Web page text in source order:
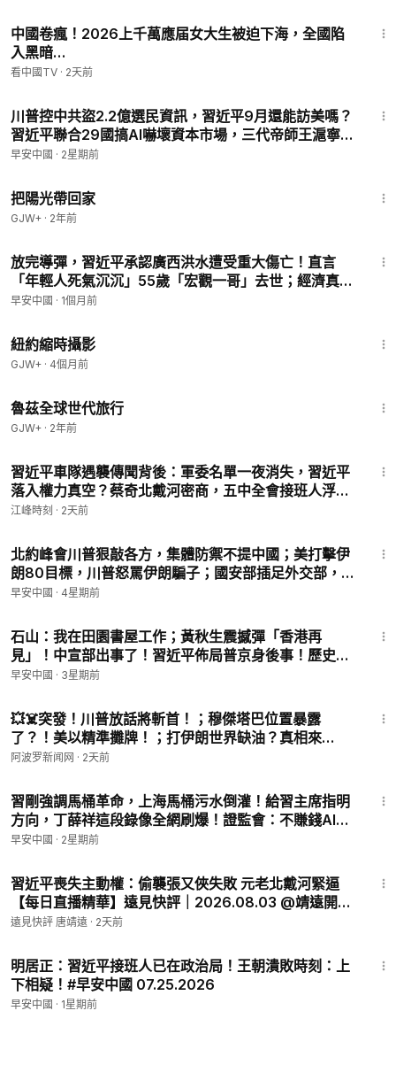
👉神盾VPN：https://shendunvpn.net/
購買兩年套餐享受65折優惠，使用早安中國優惠碼：GMC
再享10%折扣！
📚《一九八四》音頻---中文版有聲讀物
👉https://good-morning-china-shop.fourthwall.com/product
s/1984mp3
📚《動物農莊》中文版有聲讀物👇
👉https://good-morning-china-shop.fourthwall.com/product
💝 支持《早安中國》，讓真相不被埋沒！
👉 捐款連結：
🎧在美中貿易與科技戰升溫之際，我們創辦《早安中國》，希望
為全球華人，特別是中國大陸的城市居民與知識分子，提供一個
真實、深入、具全球視角的新聞平台。
中國卷瘋！2026上千萬應届女大生被迫下海，全國陷
入黑暗…
看中國TV · 2天前
川普控中共盜2.2億選民資訊，習近平9月還能訪美嗎？
習近平聯合29國搞AI嚇壞資本市場，三代帝師王滬寧遭
金正恩羞辱！#早安中國 07.17.2026
早安中國 · 2星期前
把陽光帶回家
GJW+ · 2年前
放完導彈，習近平承認廣西洪水遭受重大傷亡！直言
「年輕人死氣沉沉」55歲「宏觀一哥」去世；經濟真相
不能說！鄭毓煌16年心血一鍵歸零； #早安中國
早安中國 · 1個月前
紐約縮時攝影
GJW+ · 4個月前
魯茲全球世代旅行
GJW+ · 2年前
習近平車隊遇襲傳聞背後：軍委名單一夜消失，習近平
落入權力真空？蔡奇北戴河密商，五中全會接班人浮
現？【江峰視界20260804第453期】
江峰時刻 · 2天前
北約峰會川普狠敲各方，集體防禦不提中國；美打擊伊
朗80目標，川普怒罵伊朗騙子；國安部插足外交部，要
整肅？#早安中國 07.08.2026
早安中國 · 4星期前
石山：我在田園書屋工作；黃秋生震撼彈「香港再
見」！中宣部出事了！習近平佈局普京身後事！歷史的
今天：台灣正式解除黨禁、報禁！#早安中國
早安中國 · 3星期前
💥☠️突發！川普放話將斬首！；穆傑塔巴位置暴露
了？！美以精準攤牌！；打伊朗世界缺油？真相來
了！；油價暴跌後 川普怒斥美國石油巨頭拒降價：賺太
阿波罗新闻网 · 2天前
習剛強調馬桶革命，上海馬桶污水倒灌！給習主席指明
方向，丁薛祥這段錄像全網刷爆！證監會：不賺錢AI也
要上市！中國三大保險聯手護盤，股民不買帳？菲律賓
早安中國 · 2星期前
習近平喪失主動權：偷襲張又俠失敗 元老北戴河緊逼
【每日直播精華】遠見快評｜2026.08.03 @靖遠開講
#北戴河 #習近平
遠見快評 唐靖遠 · 2天前
明居正：習近平接班人已在政治局！王朝潰敗時刻：上
下相疑！#早安中國 07.25.2026
早安中國 · 1星期前